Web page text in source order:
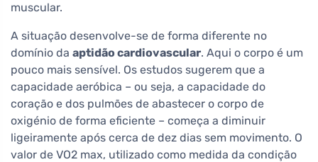
muscular.
A situação desenvolve-se de forma diferente no
domínio da aptidão cardiovascular. Aqui o corpo é um
pouco mais sensível. Os estudos sugerem que a
capacidade aeróbica – ou seja, a capacidade do
coração e dos pulmões de abastecer o corpo de
oxigénio de forma eficiente – começa a diminuir
ligeiramente após cerca de dez dias sem movimento. O
valor de VO2 max, utilizado como medida da condição